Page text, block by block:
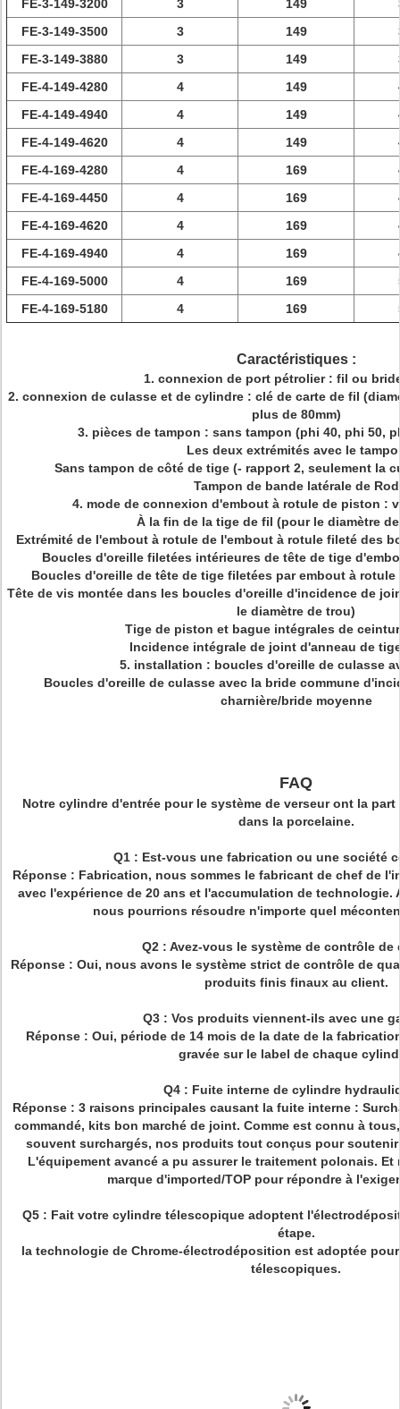
FE-3-149-3200 3 149
FE-3-149-3500
3 149
FE-3-149-3880
3 149
FE-4-149-4280
4 149
FE-4-149-4940
4 149
FE-4-149-4620
4 149
FE-4-169-4280
4 169
FE-4-169-4450
4 169
FE-4-169-4620
4 169
FE-4-169-4940
4 169
FE-4-169-5000
4 169
FE-4-169-5180
4 169
Caractéristiques :
1. connexion de port pétrolier : fil ou
2. connexion de culasse et de cylindre : clé de carte de fil
plus de 80mm)
3. pièces de tampon : sans tampon (phi 40, phi 50,
Les deux extrémités avec le
Sans tampon de côté de tige (- rapport 2, seulement la
Tampon de bande latérale de Rod
4. mode de connexion d'embout à rotule de piston :
À la fin de la tige de fil (pour le diamètre de
Extrémité de l'embout à rotule de l'embout à rotule fileté des
Boucles d'oreille filetées intérieures de tête de tige
Boucles d'oreille de tête de tige filetées par embout à
Tête de vis montée dans les boucles d'oreille d'incidence de
le diamètre de trou)
Tige de piston et bague intégrales de
Incidence intégrale de joint d'anneau de
5. installation : boucles d'oreille de culasse
Boucles d'oreille de culasse avec la bride commune
charnière/bride moyenne
FAQ
Notre cylindre d'entrée pour le système de verseur ont la
dans la porcelaine.
Q1 : Est-vous une fabrication ou une société
Réponse : Fabrication, nous sommes le fabricant de chef de
avec l'expérience de 20 ans et l'accumulation de technologie.
nous pourrions résoudre n'importe quel
Q2 : Avez-vous le système de contrôle de
Réponse : Oui, nous avons le système strict de contrôle de
produits finis finaux au client.
Q3 : Vos produits viennent-ils avec une
Réponse : Oui, période de 14 mois de la date de la
gravée sur le label de chaque
Q4 : Fuite interne de cylindre
Réponse : 3 raisons principales causant la fuite interne :
commandé, kits bon marché de joint. Comme est connu à
souvent surchargés, nos produits tout conçus pour
L'équipement avancé a pu assurer le traitement polonais.
marque d'imported/TOP pour répondre à
Q5 : Fait votre cylindre télescopique adoptent
étape.
la technologie de Chrome-électrodéposition est adoptée
télescopiques.